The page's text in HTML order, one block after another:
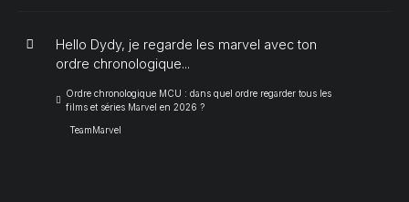
Hello Dydy, je regarde les marvel avec ton
ordre chronologique...
Ordre chronologique MCU : dans quel ordre regarder tous les
films et séries Marvel en 2026 ?
TeamMarvel